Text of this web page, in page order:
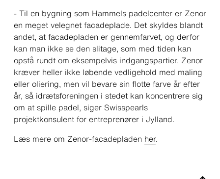
- Til en bygning som Hammels padelcenter er Zenor
en meget velegnet facadeplade. Det skyldes blandt
andet, at facadepladen er gennemfarvet, og derfor
kan man ikke se den slitage, som med tiden kan
opstå rundt om eksempelvis indgangspartier. Zenor
kræver heller ikke løbende vedligehold med maling
eller oliering, men vil bevare sin flotte farve år efter
år, så idrætsforeningen i stedet kan koncentrere sig
om at spille padel, siger Swisspearls
projektkonsulent for entreprenører i Jylland.
Læs mere om Zenor-facadepladen her.